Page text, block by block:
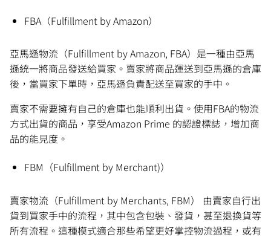
FBA（Fulfillment by Amazon）
亞馬遜物流（Fulfillment by Amazon, FBA）是一種由亞馬
遜統一將商品發送給買家。賣家將商品運送到亞馬遜的倉庫
後，當買家下單時，亞馬遜負責配送至買家的手中。
賣家不需要擁有自己的倉庫也能順利出貨。使用FBA的物流
方式出貨的商品，享受Amazon Prime 的認證標誌，增加商
品的能見度。
FBM（Fulfillment by Merchant)）
賣家物流（Fulfillment by Merchants, FBM） 由賣家自行出
貨到買家手中的流程，其中包含包裝、發貨，甚至退換貨等
所有流程。這種模式適合那些希望更好掌控物流過程，或有